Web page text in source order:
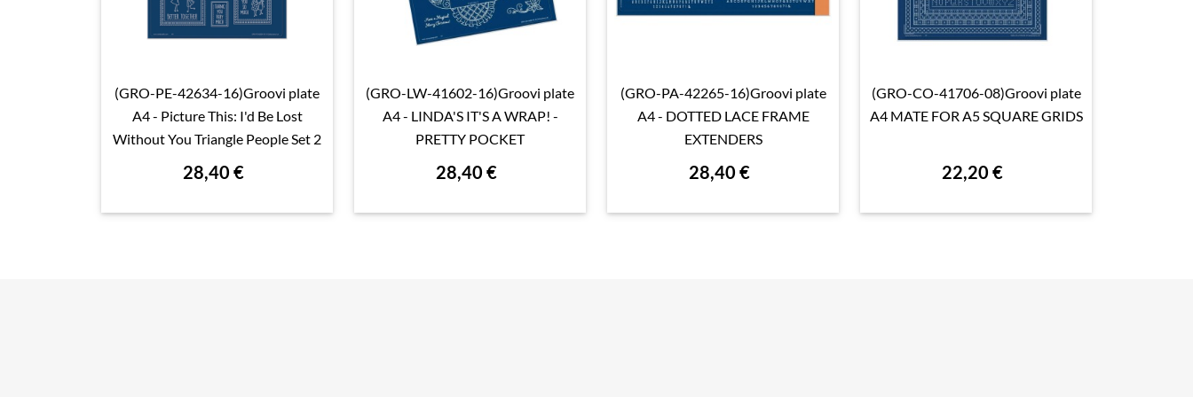
 Aperçu rapide
(GRO-PE-42634-16)Groovi plate
A4 - Picture This: I'd Be Lost
Without You Triangle People Set 2
28,40 €
 Aperçu rapide
(GRO-LW-41602-16)Groovi plate
A4 - LINDA'S IT'S A WRAP! -
PRETTY POCKET
28,40 €
 Aperçu rapide
(GRO-PA-42265-16)Groovi plate
A4 - DOTTED LACE FRAME
EXTENDERS
28,40 €
 Aperçu rapide
(GRO-CO-41706-08)Groovi plate
A4 MATE FOR A5 SQUARE GRIDS
22,20 €